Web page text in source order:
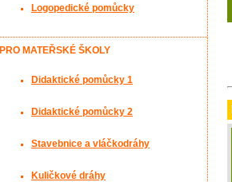
Logopedické pomůcky
PRO MATEŘSKÉ ŠKOLY
Didaktické pomůcky 1
Didaktické pomůcky 2
Stavebnice a vláčkodráhy
Kuličkové dráhy